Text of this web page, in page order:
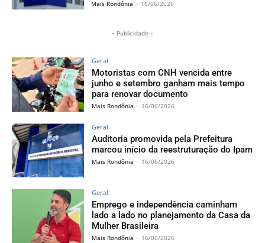
Mais Rondônia - 16/06/2026
- Publicidade -
Geral
Motoristas com CNH vencida entre
junho e setembro ganham mais tempo
para renovar documento
Mais Rondônia - 16/06/2026
Geral
Auditoria promovida pela Prefeitura
marcou início da reestruturação do Ipam
Mais Rondônia - 16/06/2026
Geral
Emprego e independência caminham
lado a lado no planejamento da Casa da
Mulher Brasileira
Mais Rondônia - 16/06/2026